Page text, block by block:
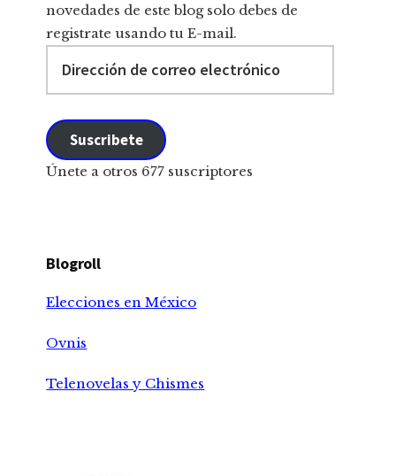
novedades de este blog solo debes de
registrate usando tu E-mail.
electrónico
Suscribete
Únete a otros 677 suscriptores
Blogroll
Elecciones en México
Ovnis
Telenovelas y Chismes